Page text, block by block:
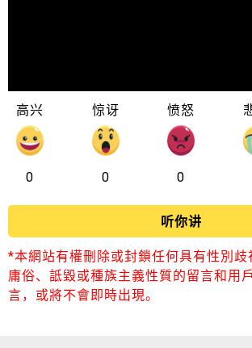
高兴
0
惊讶
0
愤怒
0
听你讲
*本網站有權刪除或封鎖任何具有性別歧
庸俗、詆毀或種族主義性質的留言和用
言，或將不會即時出現。